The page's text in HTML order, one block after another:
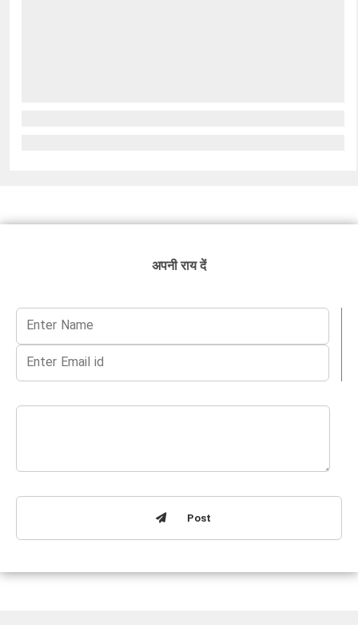
अपनी राय दें
Post